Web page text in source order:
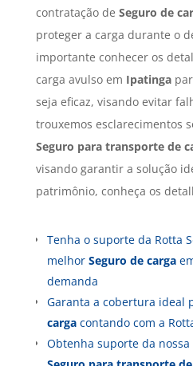
contratação de Seguro de
proteger a carga durante o
importante conhecer os
carga avulso em Ipatinga
seja eficaz, visando evitar
trouxemos esclarecimentos
Seguro para transporte de
visando garantir a solução
patrimônio, conheça os
Tenha o suporte da Rotta
melhor Seguro de carga
demanda
Garanta a cobertura ideal
cargacontando com a
Obtenha suporte da